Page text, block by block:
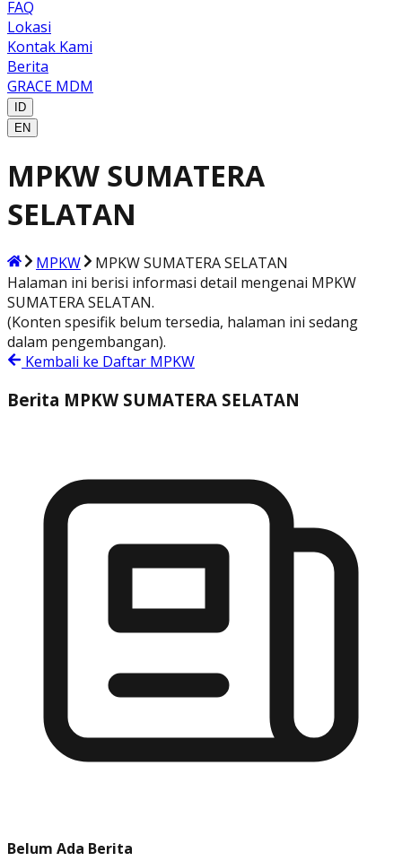
FAQ
Lokasi
Kontak Kami
Berita
GRACE MDM
ID
EN
MPKW SUMATERA
SELATAN
MPKW
MPKW SUMATERA SELATAN
Halaman ini berisi informasi detail mengenai MPKW
SUMATERA SELATAN.
(Konten spesifik belum tersedia, halaman ini sedang
dalam pengembangan).
Kembali ke Daftar MPKW
Berita MPKW SUMATERA SELATAN
Belum Ada Berita